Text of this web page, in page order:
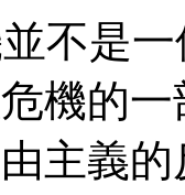
不是
機的
主義